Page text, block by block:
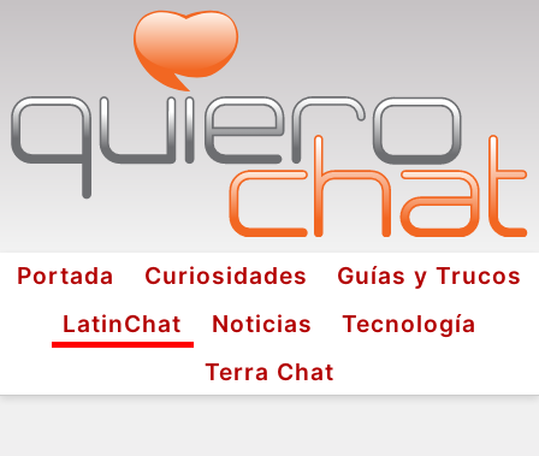
Portada Curiosidades
Guías y Trucos
LatinChat
Noticias
Tecnología
Terra Chat